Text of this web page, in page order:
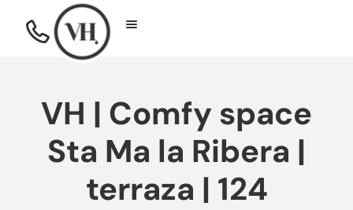
VH | Comfy space
Sta Ma la Ribera |
terraza | 124